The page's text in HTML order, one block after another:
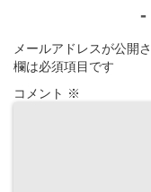
-
メールアドレスが公開
欄は必須項目です
コメント ※